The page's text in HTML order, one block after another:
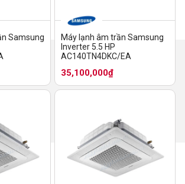
Samsung
Máy lạnh âm trần Samsung
Inverter 5.5 HP
AC140TN4DKC/EA
35,100,000₫